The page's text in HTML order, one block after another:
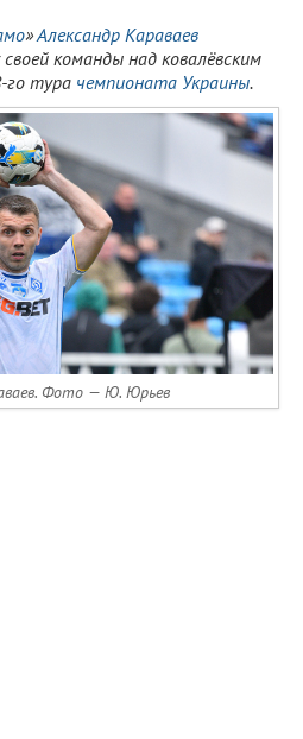
»Александр Караваев
команды над ковалёвским
го тура чемпионата Украины.
Фото — Ю. Юрьев